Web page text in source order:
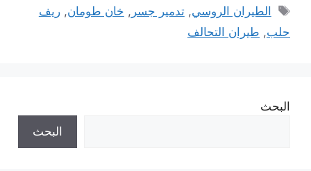
الوسوم
الطيران الروسي,تدمير جسر , خان طومان,ريف
حلب, طيران التحالف
البحث
البحث